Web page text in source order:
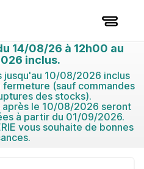
14/08/26 à 12h00 au
inclus.
jusqu'au 10/08/2026 inclus
(sauf commandes
des stocks).
après le 10/08/2026 seront
à partir du 01/09/2026.
vous souhaite de bonnes